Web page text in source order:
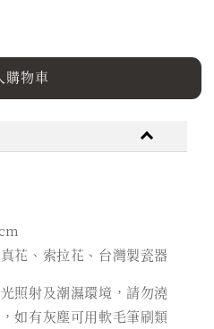
購物車
花、索拉花、台灣製瓷器
照射及潮濕環境，請勿澆
如有灰塵可用軟毛筆刷類